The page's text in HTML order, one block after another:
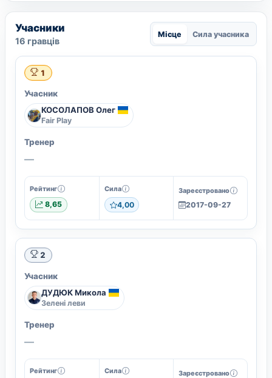
Учасники
16 гравців
Місце Сила учасника
1
Учасник
КОСОЛАПОВ Олег
Fair Play
Тренер
—
Рейтинг
8,65
Сила
4,00
Зареєстровано
2017-09-27
2
Учасник
ДУДЮК Микола
Зелені леви
Тренер
—
Рейтинг Сила Зареєстровано